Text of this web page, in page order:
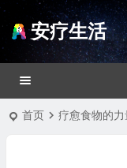
安疗生活
首页 疗愈食物的力